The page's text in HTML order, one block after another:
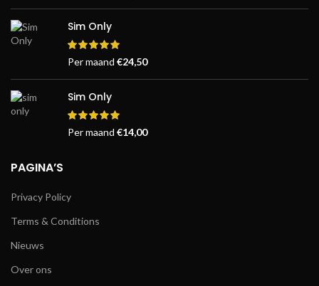
Sim Only
Per maand €24,50
Sim Only
Per maand €14,00
PAGINA’S
Privacy Policy
Terms & Conditions
Nieuws
Over ons